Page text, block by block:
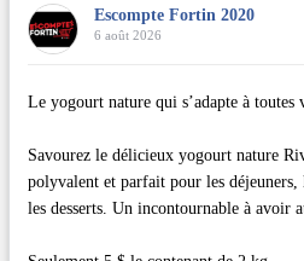
Escompte Fortin 2020
6 août 2026
Le yogourt nature qui s’adapte à toutes
Savourez le délicieux yogourt nature
polyvalent et parfait pour les déjeuners,
les desserts. Un incontournable à avoir